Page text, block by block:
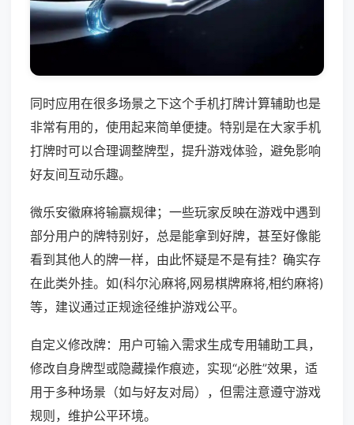
同时应用在很多场景之下这个手机打牌计算辅助也是
非常有用的，使用起来简单便捷。特别是在大家手机
打牌时可以合理调整牌型，提升游戏体验，避免影响
好友间互动乐趣。
微乐安徽麻将输赢规律；一些玩家反映在游戏中遇到
部分用户的牌特别好，总是能拿到好牌，甚至好像能
看到其他人的牌一样，由此怀疑是不是有挂？确实存
在此类外挂。如(科尔沁麻将,网易棋牌麻将,相约麻将)
等，建议通过正规途径维护游戏公平。
自定义修改牌：用户可输入需求生成专用辅助工具，
修改自身牌型或隐藏操作痕迹，实现“必胜”效果，适
用于多种场景（如与好友对局），但需注意遵守游戏
规则，维护公平环境。